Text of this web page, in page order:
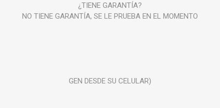
¿TIENE GARANTÍA?
NO TIENE GARANTÍA, SE LE PRUEBA EN EL MOMENTO
GEN DESDE SU CELULAR)